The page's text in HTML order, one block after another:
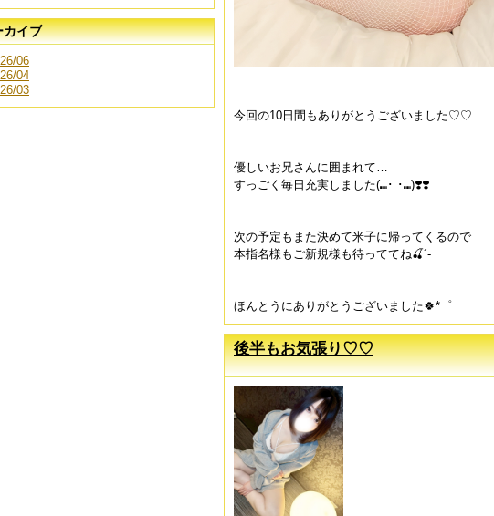
カイブ
06
04
03
今回の10日間もありがとうございました♡♡
優しいお兄さんに囲まれて…
すっごく毎日充実しました(⑉･ ･⑉)❣️❣️
次の予定もまた決めて米子に帰ってくるので
本指名様もご新規様も待っててね🍒´-
ほんとうにありがとうございました🍀*゜
後半もお気張り♡♡